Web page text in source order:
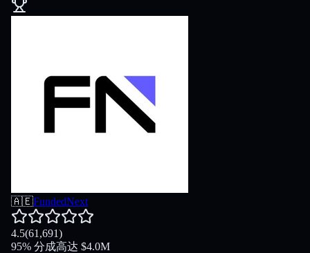
🇦🇪FundedNext
4.5(61,691)
95% 分成高达 $4.0M